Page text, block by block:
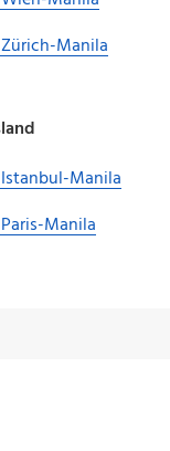
Manila
Manila
Manila